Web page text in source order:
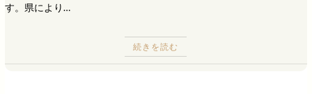
す。県により…
続きを読む